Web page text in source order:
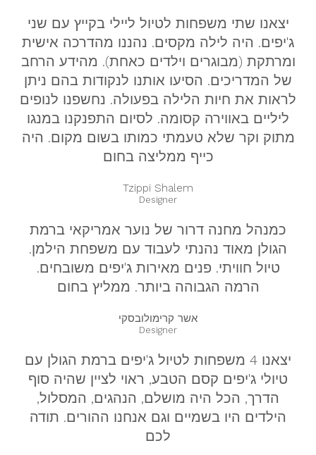
יצאנו שתי משפחות לטיול ליילי בקייץ עם שני
ג'יפים. היה לילה מקסים. נהננו מהדרכה אישית
ומרתקת (מבוגרים וילדים כאחת). מהידע הרחב
של המדריכים. הסיעו אותנו לנקודות בהם ניתן
לראות את חיות הלילה בפעולה. נחשפנו לנופים
ליליים באווירה קסומה. לסיום התפנקנו במנגו
מתוק וקר שלא טעמתי כמותו בשום מקום. היה
כייף ממליצה בחום
Tzippi Shalem
Designer
כמנהל מחנה דרור של נוער אמריקאי ברמת
הגולן מאוד נהנתי לעבוד עם משפחת הילמן.
טיול חוויתי. פנים מאירות ג'יפים משובחים.
הרמה הגבוהה ביותר. ממליץ בחום
אשר קרימולובסקי
Designer
יצאנו 4 משפחות לטיול ג'יפים ברמת הגולן עם
טיולי ג'יפים קסם הטבע, ראוי לציין שהיה סוף
הדרך, הכל היה מושלם, הנהגים, המסלול,
הילדים היו בשמיים וגם אנחנו ההורים. תודה
לכם